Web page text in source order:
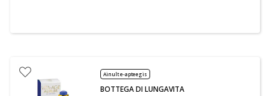
Ainult e-apteegis
BOTTEGA DI LUNGAVITA